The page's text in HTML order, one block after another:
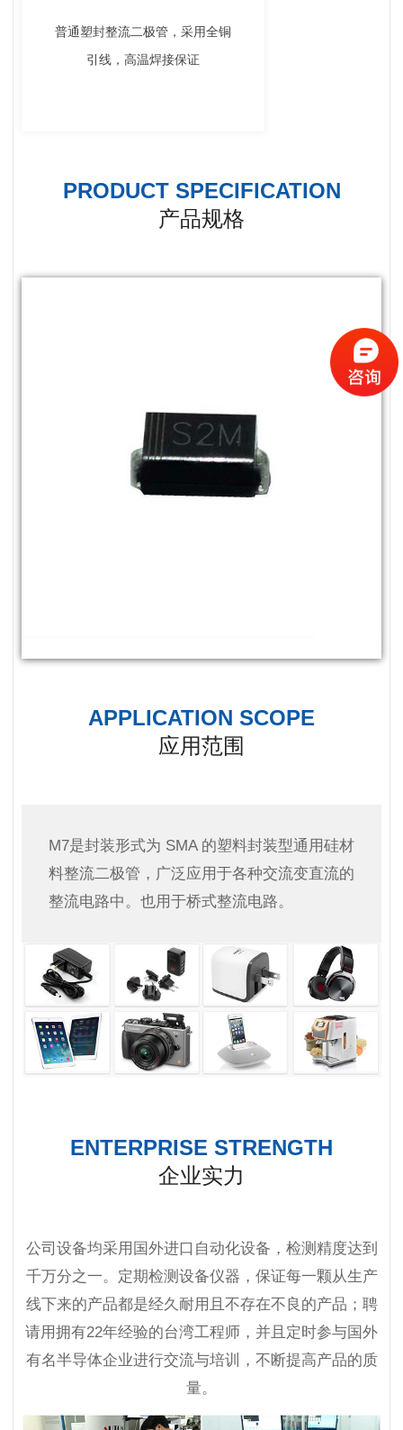
普通塑封整流二极管，采用全铜
引线，高温焊接保证
PRODUCT SPECIFICATION
产品规格
APPLICATION SCOPE
应用范围
M7是封装形式为 SMA 的塑料封装型通用硅材
料整流二极管，广泛应用于各种交流变直流的
整流电路中。也用于桥式整流电路。
ENTERPRISE STRENGTH
企业实力
公司设备均采用国外进口自动化设备，检测精度达到
千万分之一。定期检测设备仪器，保证每一颗从生产
线下来的产品都是经久耐用且不存在不良的产品；聘
请用拥有22年经验的台湾工程师，并且定时参与国外
有名半导体企业进行交流与培训，不断提高产品的质
量。